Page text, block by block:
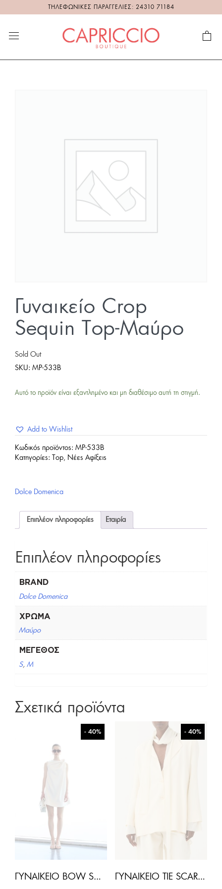
ΤΗΛΕΦΩΝΙΚΕΣ ΠΑΡΑΓΓΕΛΙΕΣ: 24310 71184
Γυναικείο Crop
Sequin Top-Μαύρο
Sold Out
SKU: MP-533B
Αυτό το προϊόν είναι εξαντλημένο και μη διαθέσιμο αυτή τη στιγμή.
Add to Wishlist
Κωδικός προϊόντος: MP-533B
Κατηγορίες:
Top, Νέες Αφίξεις
Dolce Domenica
Επιπλέον πληροφορίες Εταιρία
Επιπλέον πληροφορίες
BRAND
Dolce Domenica
ΧΡΏΜΑ
Μαύρο
ΜΈΓΕΘΟΣ
S, M
Σχετικά προϊόντα
- 40%
ΓΥΝΑΙΚΕΊΟ BOW SHOULDER SACK MINI ΦΌΡΕΜΑ-ΕΚΡΟΎ
- 40%
ΓΥΝΑΙΚΕΊΟ TIE SCARF ΣΑΚΆΚΙ-ΕΚΡΟΎ